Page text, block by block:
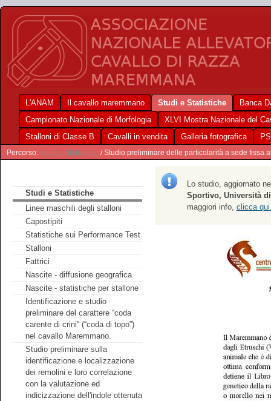
L'ANAM Il cavallo maremmano Studi e Statistiche
Banca
Campionato Nazionale di Morfologia
XLVI Mostra Nazionale del
Stalloni di Classe B
Cavalli in vendita Galleria fotografica
Percorso: Studi e Statistiche / Studio preliminare delle particolarità a sede fissa
Studi e Statistiche
Linee maschili degli stalloni
Capostipiti
Statistiche sui Performance Test
Stalloni
Fattrici
Nascite - diffusione geografica
Nascite - statistiche per stallone
Identificazione e studio
preliminare del carattere “coda
carente di crini” (“coda di topo”)
nel cavallo Maremmano.
Studio preliminare sulla
identificazione e localizzazione
dei remolini e loro correlazione
con la valutazione ed
indicizzazione dell'indole ottenuta
Lo studio, aggiornato
Sportivo, Università
maggiori info, clicca qui